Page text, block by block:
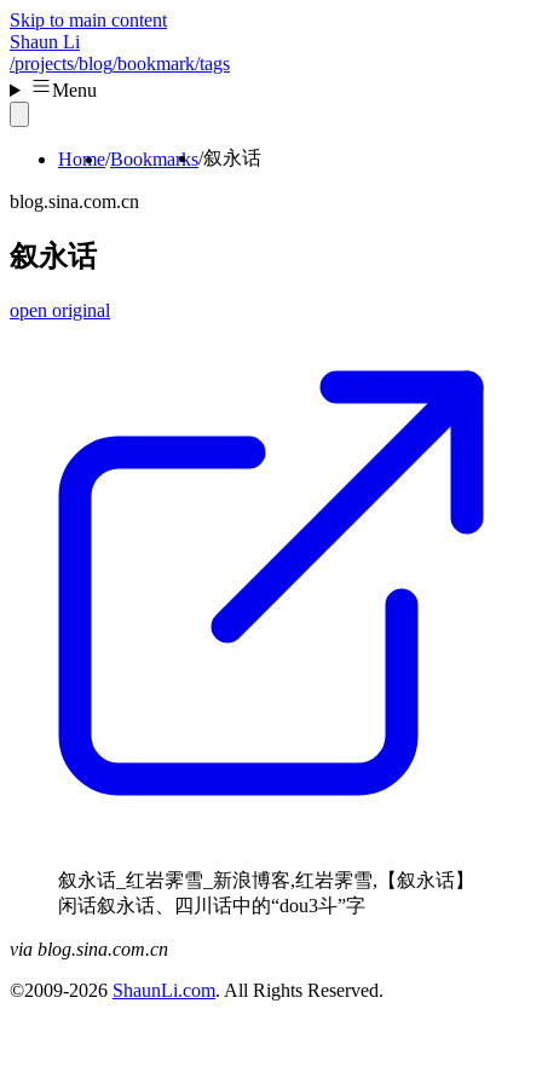
Skip to main content
Shaun Li
/projects/blog/bookmark/tags
Menu
Home Bookmarks 叙永话
blog.sina.com.cn
叙永话
open original
叙永话_红岩霁雪_新浪博客,红岩霁雪,【叙永话】
闲话叙永话、四川话中的“dou3斗”字
via blog.sina.com.cn
©2009-2026 ShaunLi.com. All Rights Reserved.